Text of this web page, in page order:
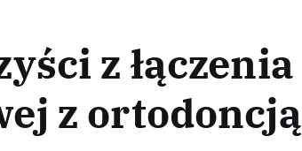
z łączenia
z ortodoncją